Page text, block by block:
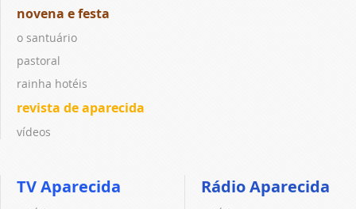
novena e festa
o santuário
pastoral
rainha hotéis
revista de aparecida
vídeos
TV Aparecida Rádio Aparecida